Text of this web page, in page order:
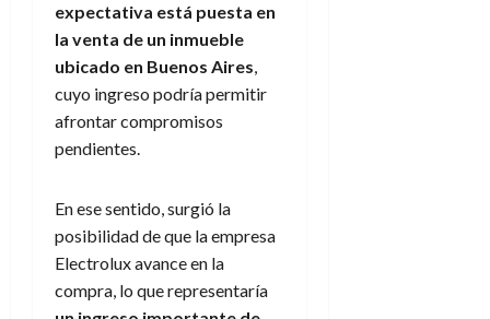
expectativa está puesta en
la venta de un inmueble
ubicado en Buenos Aires,
cuyo ingreso podría permitir
afrontar compromisos
pendientes.
En ese sentido, surgió la
posibilidad de que la empresa
Electrolux avance en la
compra, lo que representaría